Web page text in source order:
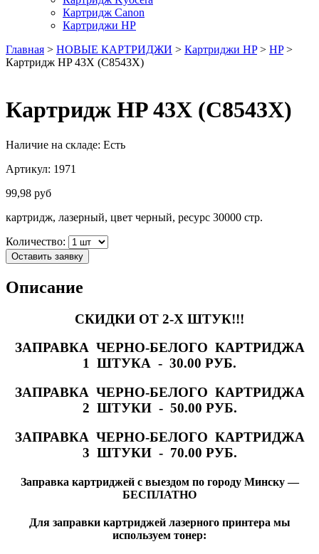
Картридж Canon
Картриджи HP
Главная > НОВЫЕ КАРТРИДЖИ > Картриджи HP> HP>
Картридж HP 43X (C8543X)
Картридж HP 43X (C8543X)
Наличие на складе: Есть
Артикул: 1971
99,98 руб
картридж, лазерный, цвет черный, ресурс 30000 стр.
Количество:
Оставить заявку
Описание
СКИДКИ ОТ 2-Х ШТУК!!!
ЗАПРАВКА ЧЕРНО-БЕЛОГО КАРТРИДЖА
1 ШТУКА - 30.00 РУБ.
ЗАПРАВКА ЧЕРНО-БЕЛОГО КАРТРИДЖА
2 ШТУКИ - 50.00 РУБ.
ЗАПРАВКА ЧЕРНО-БЕЛОГО КАРТРИДЖА
3 ШТУКИ - 70.00 РУБ.
Заправка картриджей с выездом по городу Минску —
БЕСПЛАТНО
Для заправки картриджей лазерного принтера мы
используем тонер: